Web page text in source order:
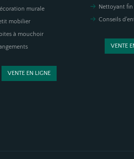
murale
mobilier
à mouchoir
VENTE EN LIGNE
Nettoyant
Conseils
VENTE